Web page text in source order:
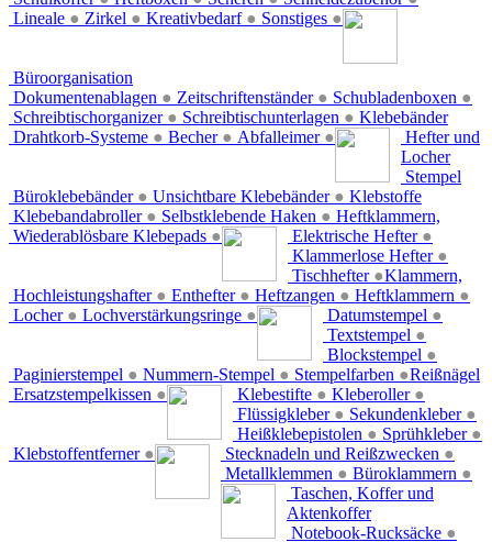
Lineale ● Zirkel ● Kreativbedarf ● Sonstiges ●
Büroorganisation
Dokumentenablagen ● Zeitschriftenständer ● Schubladenboxen ●
Schreibtischorganizer ● Schreibtischunterlagen ●
Drahtkorb-Systeme ● Becher ● Abfalleimer ●
Klebebänder
Büroklebebänder ● Unsichtbare Klebebänder ●
Klebebandabroller ● Selbstklebende Haken ●
Wiederablösbare Klebepads ●
Hefter und
Locher
Elektrische Hefter ●
Klammerlose Hefter ●
Tischhefter ●
Hochleistungshafter ● Enthefter ● Heftzangen ● Heftklammern ●
Locher ● Lochverstärkungsringe ●
Stempel
Datumstempel ●
Textstempel ●
Blockstempel ●
Paginierstempel ● Nummern-Stempel ● Stempelfarben ●
Ersatzstempelkissen ●
Klebstoffe
Klebestifte ● Kleberoller ●
Flüssigkleber ● Sekundenkleber ●
Heißklebepistolen ● Sprühkleber ●
Klebstoffentferner ●
Heftklammern,
Klammern,
Reißnägel
Stecknadeln und Reißzwecken ●
Metallklemmen ● Büroklammern ●
Taschen, Koffer und
Aktenkoffer
Notebook-Rucksäcke ●